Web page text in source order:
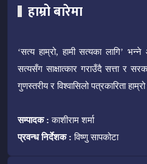
हाम्रो बारेमा
‘सत्य हाम्रो, हामी सत्यका लागि’
सत्यसँग साक्षात्कार गराउँदै सत्ता र
गुणस्तरीय र विश्वासिलो पत्रकारिता
सम्पादक : काशीराम शर्मा
प्रवन्ध निर्देशक : विष्णु सापकोटा